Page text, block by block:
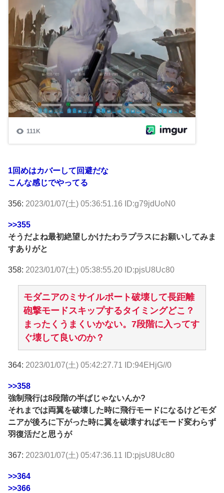
1回めはカバーして回避だな
こんな感じでやってる
356: 2023/01/07(土) 05:36:51.16 ID:g79jdUoN0
>>355
そうだよね最初絶望しかけたわラプラスにお願いしてみま
すありがと
358: 2023/01/07(土) 05:38:55.20 ID:pjsU8Uc80
モダニアのミサイルポート破壊して長距離
砲撃モードスキップするタイミングどこ？
まったくうまくいかない。7段階に入ってす
ぐ壊して良いのか？
364: 2023/01/07(土) 05:42:27.71 ID:94EHjG//0
>>358
強制飛行は8段階の半ばじゃないんか?
それまでは両翼を破壊した時に飛行モードになるけどモダ
ニアが後ろに下がった時に翼を破壊すればモード変わらず
羽復活だと思うが
367: 2023/01/07(土) 05:47:36.11 ID:pjsU8Uc80
>>364
>>366